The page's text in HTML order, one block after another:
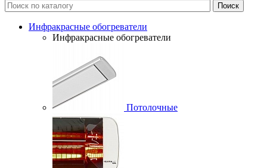
Инфракрасные обогреватели
Инфракрасные обогреватели
Потолочные